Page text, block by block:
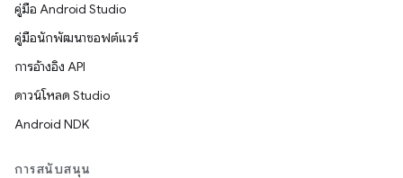
คู่มือ Android Studio
คู่มือนักพัฒนาซอฟต์แวร์
การอ้างอิง API
ดาวน์โหลด Studio
Android NDK
การสนับสนุน